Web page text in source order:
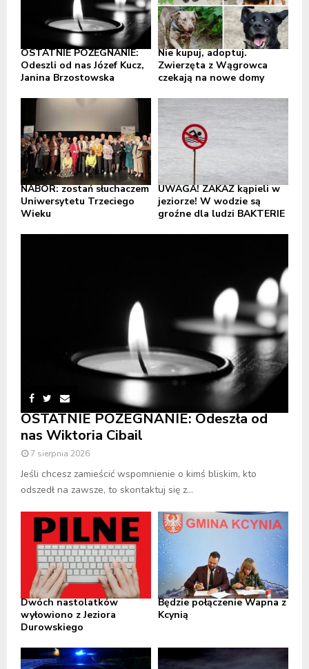
OSTATNIE POŻEGNANIE:
Odeszli od nas Józef Kucz,
Janina Brzostowska
Nie kupuj, adoptuj.
Zwierzęta z Wągrowca
czekają na nowe domy
NABÓR: zostań słuchaczem
Uniwersytetu Trzeciego
Wieku
UWAGA! ZAKAZ kąpieli w
jeziorze! W wodzie są
groźne dla ludzi BAKTERIE
OSTATNIE POŻEGNANIE: Odeszła od
nas Wiktoria Cibail
7 sierpnia 2026
Jeśli chcesz zamieścić wspomnienie o kimś bliskim, kto
odszedł na zawsze, to skontaktuj się z...
Dwóch nastolatków
wyłowiono z Jeziora
Durowskiego
Będzie połączenie Wapna z
Kcynią